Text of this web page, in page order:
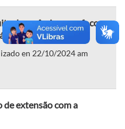
de cerâmica com foco
26
en 22/10/2024 am
de extensão com a